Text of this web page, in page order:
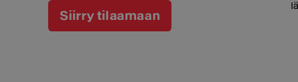
Siirry tilaamaan